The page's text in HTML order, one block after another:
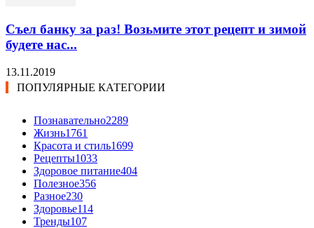
Съел банку за раз! Возьмите этот рецепт и зимой
будете нас...
13.11.2019
ПОПУЛЯРНЫЕ КАТЕГОРИИ
Познавательно2289
Жизнь1761
Красота и стиль1699
Рецепты1033
Здоровое питание404
Полезное356
Разное230
Здоровье114
Тренды107